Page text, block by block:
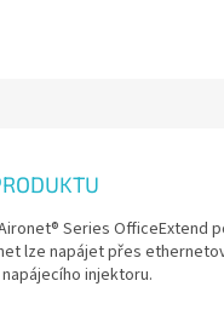
Series
lze napájet přes
injektoru.